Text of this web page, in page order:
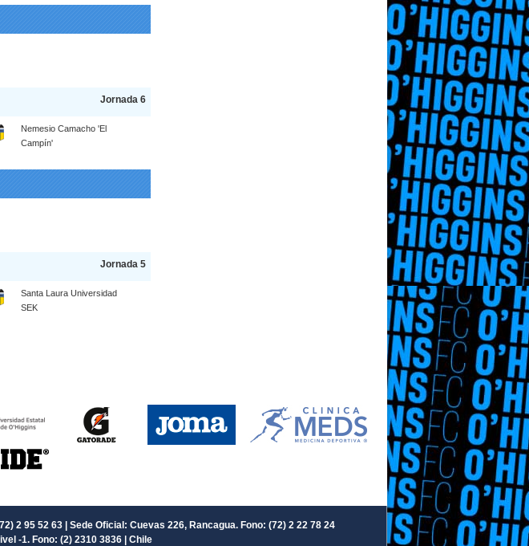
Jornada 6
Nemesio Camacho 'El
Campín'
Jornada 5
Santa Laura Universidad
SEK
2 95 52 63 | Sede Oficial: Cuevas 226, Rancagua. Fono: (72) 2 22 78 24
-1. Fono: (2) 2310 3836 | Chile